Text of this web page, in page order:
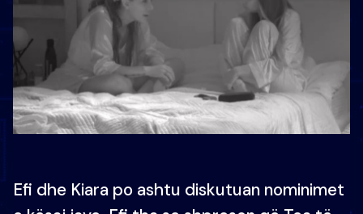
Efi dhe Kiara po ashtu diskutuan nominimet